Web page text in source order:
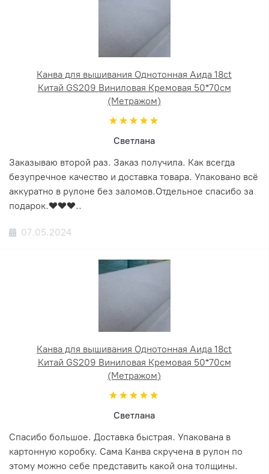
Канва для вышивания Однотонная Аида 18ct
Китай GS209 Виниловая Кремовая 50*70см
(Метражом)
Светлана
Заказываю второй раз. Заказ получила. Как всегда
безупречное качество и доставка товара. Упаковано всё
аккуратно в рулоне без заломов.Отдельное спасибо за
подарок.❤️❤️❤️..
07.05.2024
Канва для вышивания Однотонная Аида 18ct
Китай GS209 Виниловая Кремовая 50*70см
(Метражом)
Светлана
Спасибо большое. Доставка быстрая. Упакована в
картонную коробку. Сама Канва скручена в рулон по
этому можно себе представить какой она толщины.